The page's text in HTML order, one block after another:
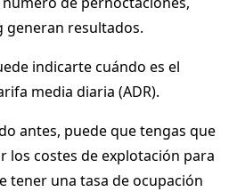
generan resultados.
indicarte cuándo es el
media diaria (ADR).
antes, puede que tengas que
los costes de explotación para
tener una tasa de ocupación